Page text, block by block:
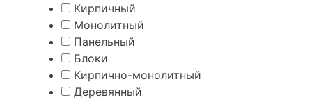
Кирпичный
Монолитный
Панельный
Блоки
Кирпично-монолитный
Деревянный